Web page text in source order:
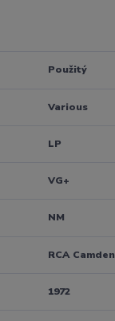
Použitý
Various
LP
VG+
NM
RCA Camden
1972